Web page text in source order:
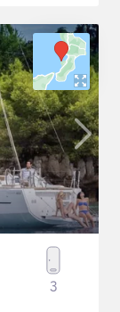
3